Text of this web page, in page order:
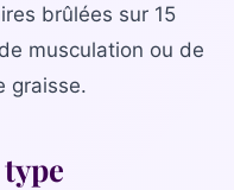
brûlées sur 15
musculation ou de
graisse.